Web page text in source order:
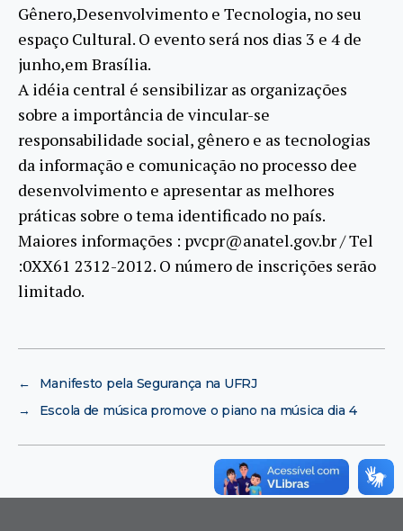
Gênero,Desenvolvimento e Tecnologia, no seu
espaço Cultural. O evento será nos dias 3 e 4 de
junho,em Brasília.
A idéia central é sensibilizar as organizações
sobre a importância de vincular-se
responsabilidade social, gênero e as tecnologias
da informação e comunicação no processo dee
desenvolvimento e apresentar as melhores
práticas sobre o tema identificado no país.
Maiores informações : pvcpr@anatel.gov.br / Tel
:0XX61 2312-2012. O número de inscrições serão
limitado.
←
Manifesto pela Segurança na UFRJ
→
Escola de música promove o piano na música dia 4